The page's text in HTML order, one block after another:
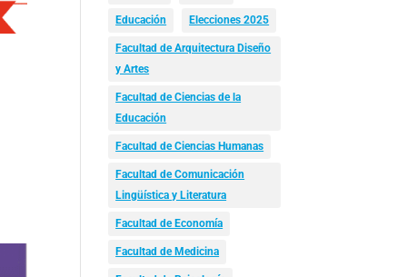
Educación Elecciones 2025
Facultad de Arquitectura Diseño
y Artes
Facultad de Ciencias de la
Educación
Facultad de Ciencias Humanas
Facultad de Comunicación
Lingüística y Literatura
Facultad de Economía
Facultad de Medicina